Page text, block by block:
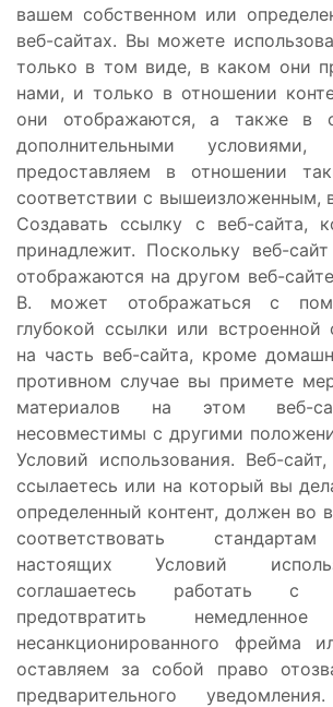
вашем собственном или
веб-сайтах. Вы можете
только в том виде, в каком они
нами, и только в отношении
они отображаются, а также в
дополнительными
предоставляем в отношении
соответствии с
Создавать ссылку с веб-сайта,
принадлежит. Поскольку веб-
отображаются на другом веб-
B. может отображаться с
глубокой ссылки или встроенной
на часть веб-сайта, кроме
противном случае вы примете
материалов на этом веб-
несовместимы с другими
Условий использования. Веб-
ссылаетесь или на который вы
определенный контент, должен во
соответствовать
настоящих Условий
соглашаетесь работать с
предотвратить
несанкционированного фрейма
оставляем за собой право
предварительного